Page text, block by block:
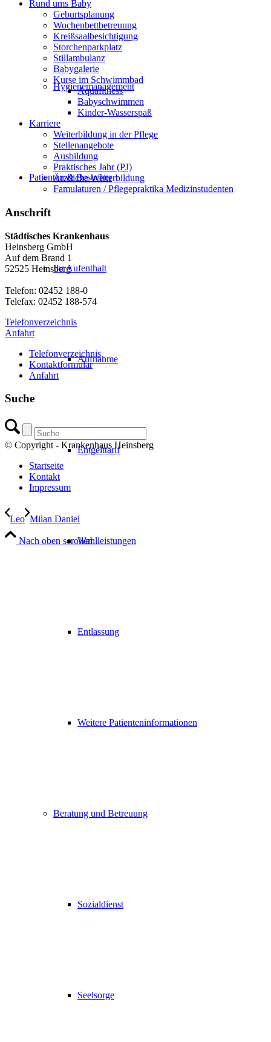
Hygienemanagement
Patienten & Besucher
Ihr Aufenthalt
Aufnahme
Entgelttarif
Wahlleistungen
Entlassung
Weitere Patienteninformationen
Beratung und Betreuung
Sozialdienst
Seelsorge
Rund ums Baby
Geburtsplanung
Wochenbettbetreuung
Kreißsaalbesichtigung
Storchenparkplatz
Stillambulanz
Babygalerie
Kurse im Schwimmbad
Aquafitness
Babyschwimmen
Kinder-Wasserspaß
Karriere
Weiterbildung in der Pflege
Stellenangebote
Ausbildung
Praktisches Jahr (PJ)
Ärztliche Weiterbildung
Famulaturen / Pflegepraktika Medizinstudenten
Anschrift
Städtisches Krankenhaus
Heinsberg GmbH
Auf dem Brand 1
52525 Heinsberg
Telefon: 02452 188-0
Telefax: 02452 188-574
Telefonverzeichnis
Anfahrt
Telefonverzeichnis
Kontaktformular
Anfahrt
Suche
© Copyright - Krankenhaus Heinsberg
Startseite
Kontakt
Impressum
Leo Milan Daniel
Nach oben scrollen